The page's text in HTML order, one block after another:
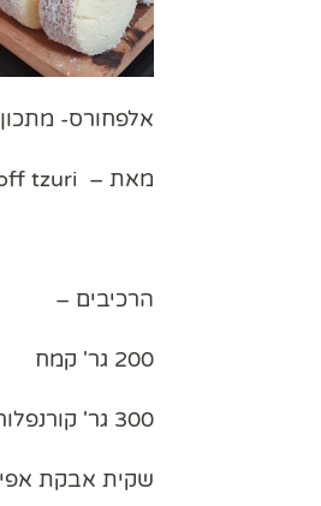
אלפחורס- מתכון
מאת – Patricia volcoff tzuri
הרכיבים –
200 גר' קמח
300 גר' קורנפלור
שקית אבקת